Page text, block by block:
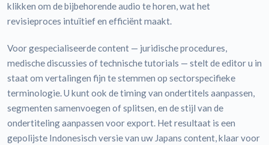
klikken om de bijbehorende audio te horen, wat het
revisieproces intuïtief en efficiënt maakt.
Voor gespecialiseerde content — juridische procedures,
medische discussies of technische tutorials — stelt de editor u in
staat om vertalingen fijn te stemmen op sectorspecifieke
terminologie. U kunt ook de timing van ondertitels aanpassen,
segmenten samenvoegen of splitsen, en de stijl van de
ondertiteling aanpassen voor export. Het resultaat is een
gepolijste Indonesisch versie van uw Japans content, klaar voor